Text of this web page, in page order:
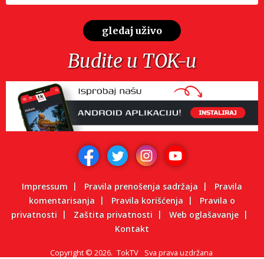
gledaj uživo
Budite u TOK-u
Impressum Pravila prenošenja sadržaja
Pravila
komentarisanja
Pravila korišćenja
Pravila o
privatnosti
Zaštita privatnosti
Web oglašavanje
Kontakt
Copyright © 2026. TokTV Sva prava uzdržana